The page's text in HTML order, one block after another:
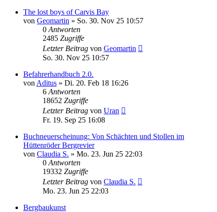
The lost boys of Carvis Bay
von Geomartin » So. 30. Nov 25 10:57
0 Antworten
2485 Zugriffe
Letzter Beitrag von Geomartin
So. 30. Nov 25 10:57
Befahrerhandbuch 2.0.
von Aditus » Di. 20. Feb 18 16:26
6 Antworten
18652 Zugriffe
Letzter Beitrag von Uran
Fr. 19. Sep 25 16:08
Buchneuerscheinung: Von Schächten und Stollen im
Hüttenröder Bergrevier
von Claudia S. » Mo. 23. Jun 25 22:03
0 Antworten
19332 Zugriffe
Letzter Beitrag von Claudia S.
Mo. 23. Jun 25 22:03
Bergbaukunst